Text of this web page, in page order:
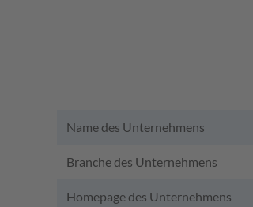
Name des Unternehmens
Branche des Unternehmens
Homepage des Unternehmens